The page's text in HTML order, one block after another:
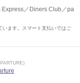
／Diners Club／pa
ます。スマート支払いではご